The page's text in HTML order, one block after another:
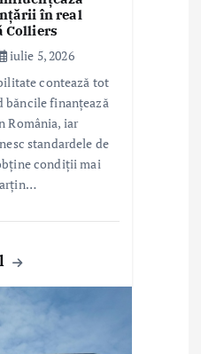
în real
Colliers
iulie 5, 2026
contează tot
băncile finanțează
România, iar
standardele de
condiții mai